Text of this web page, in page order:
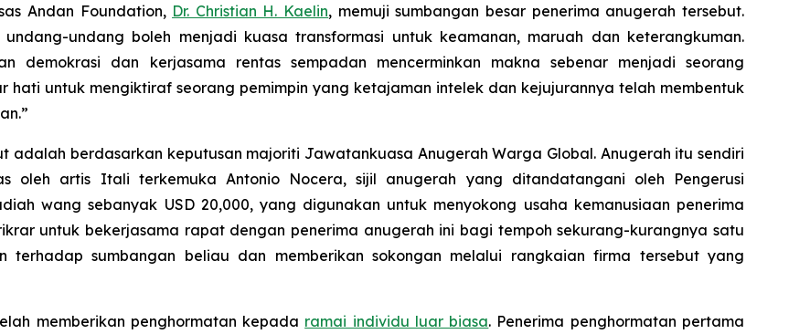
Andan Foundation, Dr. Christian H. Kaelin, memuji sumbangan besar penerima anugerah tersebut.
undang boleh menjadi kuasa transformasi untuk keamanan, maruah dan keterangkuman.
demokrasi dan kerjasama rentas sempadan mencerminkan makna sebenar menjadi seorang
untuk mengiktiraf seorang pemimpin yang ketajaman intelek dan kejujurannya telah membentuk
adalah berdasarkan keputusan majoriti Jawatankuasa Anugerah Warga Global. Anugerah itu sendiri
oleh artis Itali terkemuka Antonio Nocera, sijil anugerah yang ditandatangani oleh Pengerusi
wang sebanyak USD 20,000, yang digunakan untuk menyokong usaha kemanusiaan penerima
untuk bekerjasama rapat dengan penerima anugerah ini bagi tempoh sekurang-kurangnya satu
terhadap sumbangan beliau dan memberikan sokongan melalui rangkaian firma tersebut yang
memberikan penghormatan kepada ramai individu luar biasa. Penerima penghormatan pertama